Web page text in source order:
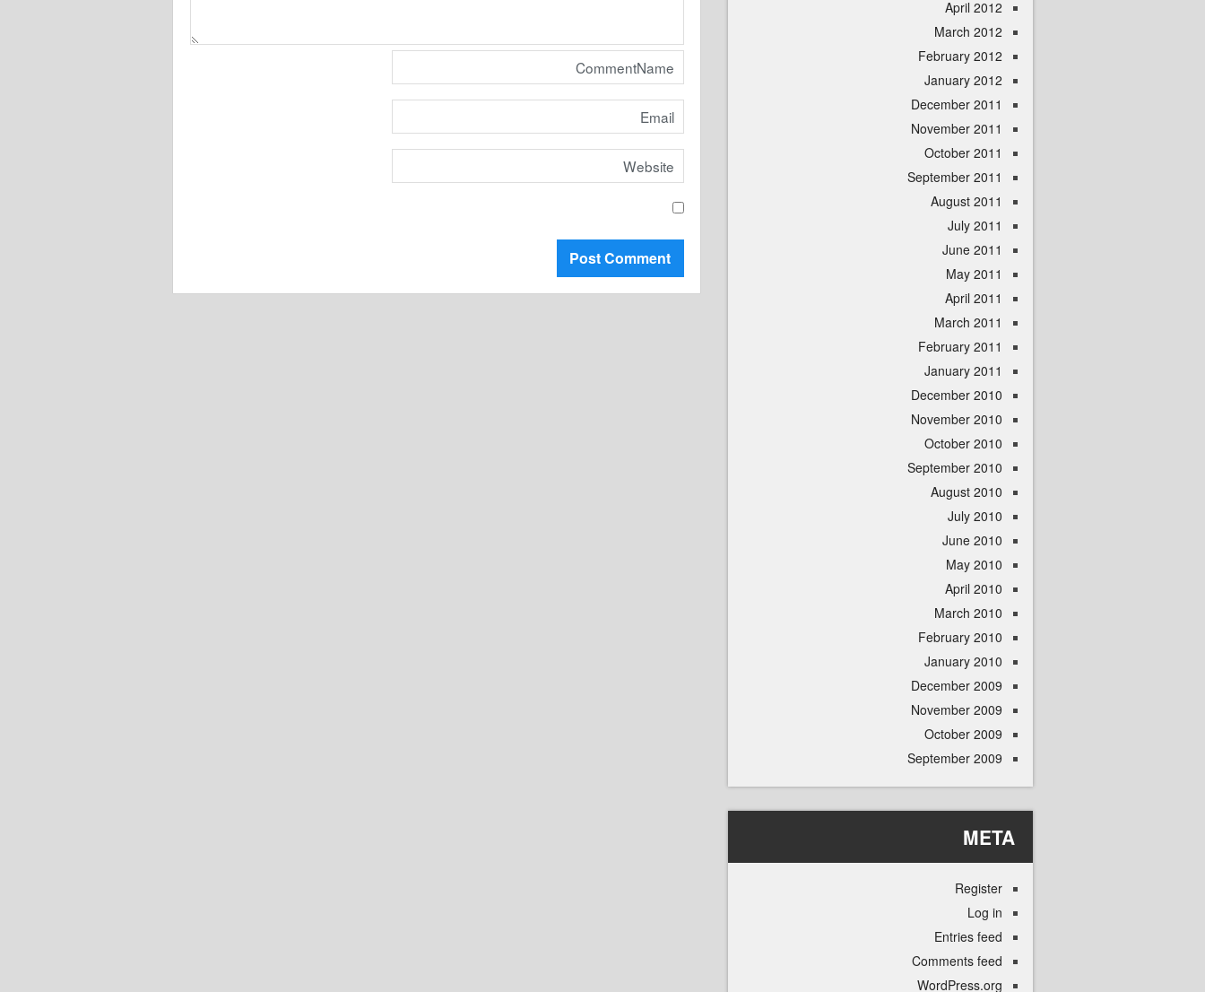
April 2012
March 2012
February 2012
January 2012
December 2011
November 2011
October 2011
September 2011
August 2011
July 2011
June 2011
May 2011
April 2011
March 2011
February 2011
January 2011
December 2010
November 2010
October 2010
September 2010
August 2010
July 2010
June 2010
May 2010
April 2010
March 2010
February 2010
January 2010
December 2009
November 2009
October 2009
September 2009
META
Register
Log in
Entries feed
Comments feed
WordPress.org